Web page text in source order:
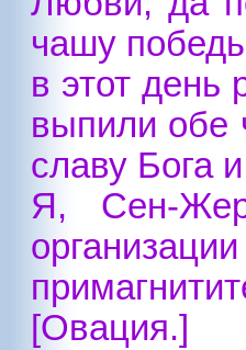
чашу
в этот день
выпили обе
славу Бога
Я, Сен-
[Овация.]